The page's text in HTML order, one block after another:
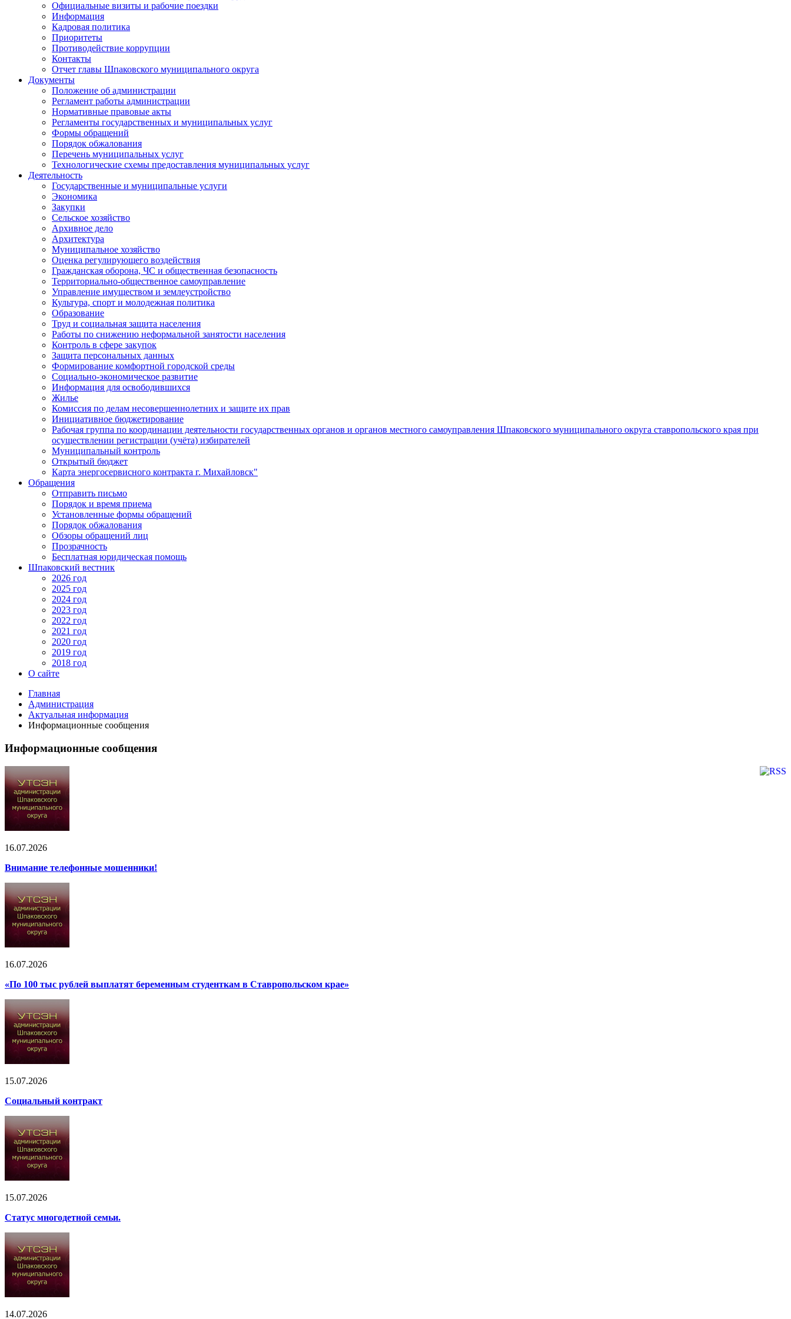
Официальные визиты и рабочие поездки
Информация
Кадровая политика
Приоритеты
Противодействие коррупции
Контакты
Отчет главы Шпаковского муниципального округа
Документы
Положение об администрации
Регламент работы администрации
Нормативные правовые акты
Регламенты государственных и муниципальных услуг
Формы обращений
Порядок обжалования
Перечень муниципальных услуг
Технологические схемы предоставления муниципальных услуг
Деятельность
Государственные и муниципальные услуги
Экономика
Закупки
Сельское хозяйство
Архивное дело
Архитектура
Муниципальное хозяйство
Оценка регулирующего воздействия
Гражданская оборона, ЧС и общественная безопасность
Территориально-общественное самоуправление
Управление имуществом и землеустройство
Культура, спорт и молодежная политика
Образование
Труд и социальная защита населения
Работы по снижению неформальной занятости населения
Контроль в сфере закупок
Защита персональных данных
Формирование комфортной городской среды
Социально-экономическое развитие
Информация для освободившихся
Жилье
Комиссия по делам несовершеннолетних и защите их прав
Инициативное бюджетирование
Рабочая группа по координации деятельности государственных органов и органов местного самоуправления Шпаковского муниципального округа ставропольского края при
осуществлении регистрации (учёта) избирателей
Муниципальный контроль
Открытый бюджет
Карта энергосервисного контракта г. Михайловск"
Обращения
Отправить письмо
Порядок и время приема
Установленные формы обращений
Порядок обжалования
Обзоры обращений лиц
Прозрачность
Бесплатная юридическая помощь
Шпаковский вестник
2026 год
2025 год
2024 год
2023 год
2022 год
2021 год
2020 год
2019 год
2018 год
О сайте
Главная
Администрация
Актуальная информация
Информационные сообщения
Информационные сообщения
16.07.2026
Внимание телефонные мошенники!
16.07.2026
«По 100 тыс рублей выплатят беременным студенткам в Ставропольском крае»
15.07.2026
Социальный контракт
15.07.2026
Статус многодетной семьи.
14.07.2026